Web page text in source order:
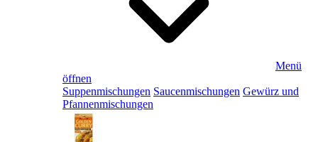
Menü
öffnen
Suppenmischungen Saucenmischungen Gewürz und
Pfannenmischungen